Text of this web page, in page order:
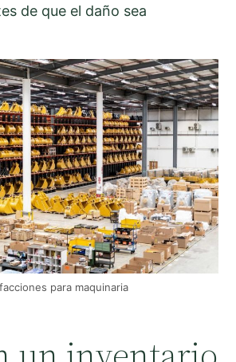
de que el daño sea
para maquinaria